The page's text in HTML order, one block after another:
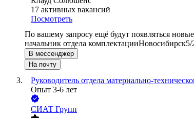
17 активных вакансий
Посмотреть
По вашему запросу ещё будут появляться
начальник отдела комплектацииНовосибирск5/
В мессенджер
На почту
Руководитель отдела материально-
Опыт 3-6 лет
СИАТ Групп